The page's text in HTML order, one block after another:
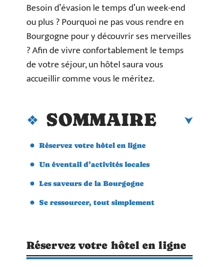
Besoin d’évasion le temps d’un week-end
ou plus ? Pourquoi ne pas vous rendre en
Bourgogne pour y découvrir ses merveilles
? Afin de vivre confortablement le temps
de votre séjour, un hôtel saura vous
accueillir comme vous le méritez.
SOMMAIRE
Réservez votre hôtel en ligne
Un éventail d’activités locales
Les saveurs de la Bourgogne
Se ressourcer, tout simplement
Réservez votre hôtel en ligne